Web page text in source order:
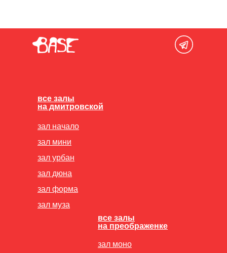
зал моно
все залы
на преображенке
зал начало
зал мини
зал урбан
зал дюна
зал форма
зал муза
все залы
на дмитровской